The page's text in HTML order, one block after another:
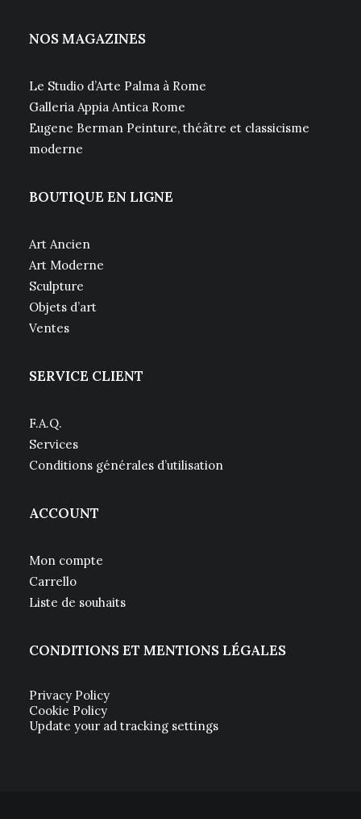
NOS MAGAZINES
Le Studio d’Arte Palma à Rome
Galleria Appia Antica Rome
Eugene Berman Peinture, théâtre et classicisme
moderne
BOUTIQUE EN LIGNE
Art Ancien
Art Moderne
Sculpture
Objets d’art
Ventes
SERVICE CLIENT
F.A.Q.
Services
Conditions générales d’utilisation
ACCOUNT
Mon compte
Carrello
Liste de souhaits
CONDITIONS ET MENTIONS LÉGALES
Privacy Policy
Cookie Policy
Update your ad tracking settings